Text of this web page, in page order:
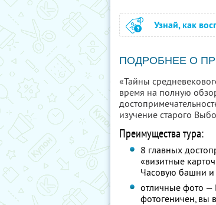
Узнай, как
ПОДРОБНЕЕ О
«Тайны
время на полную
изучение старого
Преимущества тура:
8 главных
«визитные
Часовую башни
отличные фото —
фотогеничен, вы